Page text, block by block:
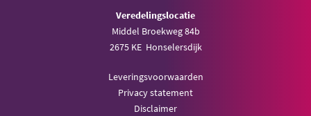
Veredelingslocatie
Middel Broekweg 84b
2675 KE Honselersdijk
Leveringsvoorwaarden
Privacy statement
Disclaimer